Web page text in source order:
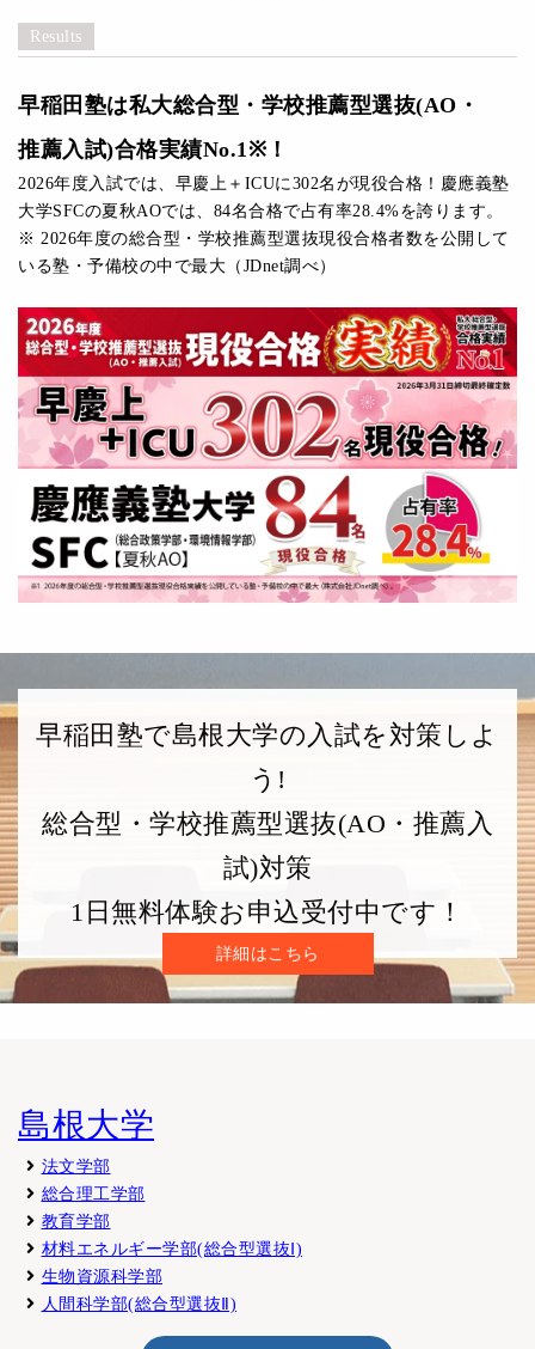
Results
早稲田塾は私大総合型・学校推薦型選抜(AO・
推薦入試)合格実績No.1※！
2026年度入試では、早慶上＋ICUに302名が現役合格！慶應義塾
大学SFCの夏秋AOでは、84名合格で占有率28.4%を誇ります。
※ 2026年度の総合型・学校推薦型選抜現役合格者数を公開して
いる塾・予備校の中で最大（JDnet調べ）
早稲田塾で島根大学の入試を対策しよ
う!
総合型・学校推薦型選抜(AO・推薦入
試)対策
1日無料体験お申込受付中です！
詳細はこちら
島根大学
法文学部
総合理工学部
教育学部
材料エネルギー学部(総合型選抜Ⅰ)
生物資源科学部
人間科学部(総合型選抜Ⅱ)